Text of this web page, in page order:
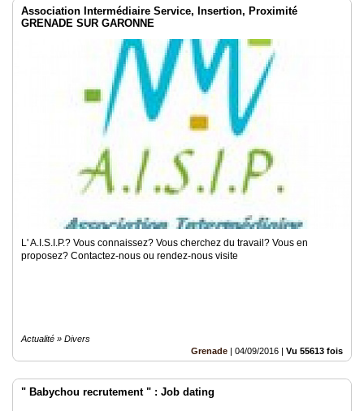
Association Intermédiaire Service, Insertion, Proximité
GRENADE SUR GARONNE
L' A.I.S.I.P.? Vous connaissez? Vous cherchez du travail? Vous en
proposez? Contactez-nous ou rendez-nous visite
Actualité » Divers
Grenade | 04/09/2016 | Vu 55613 fois
" Babychou recrutement " : Job dating